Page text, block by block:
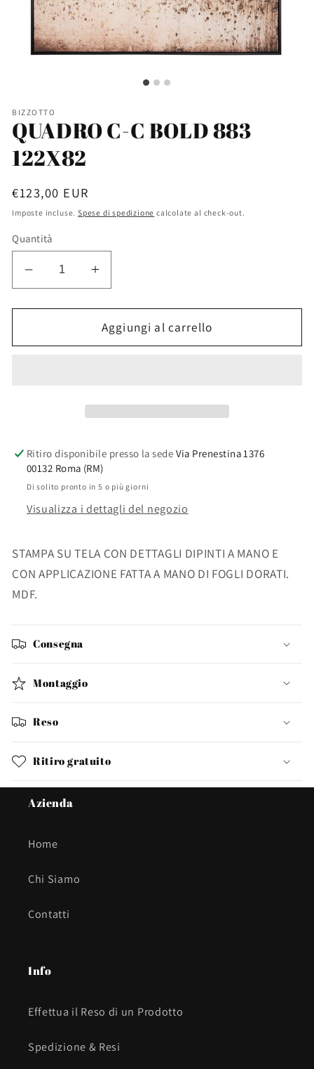
BIZZOTTO
QUADRO C-C BOLD 883
122X82
Prezzo
di
€123,00 EUR
Imposte incluse. Spese di spedizione calcolate al check-out.
Quantità
Diminuisci
quantità
per
C-
Aumenta
quantità
per
QUADRO
C-
Aggiungi al carrello
Ritiro disponibile presso la sede Via Prenestina 1376
00132 Roma (RM)
Di solito pronto in 5 o più giorni
Visualizza i dettagli del negozio
STAMPA SU TELA CON DETTAGLI DIPINTI A MANO E
CON APPLICAZIONE FATTA A MANO DI FOGLI DORATI.
MDF.
Consegna
Montaggio
Reso
Ritiro gratuito
Azienda
Home
Chi Siamo
Contatti
Info
Effettua il Reso di un Prodotto
Spedizione & Resi